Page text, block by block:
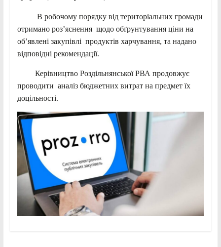
В робочому порядку від територіальних громади
отримано роз’яснення щодо обґрунтування ціни на
об’явлені закупівлі продуктів харчування, та надано
відповідні рекомендації.
Керівництво Роздільнянської РВА продовжує
проводити аналіз бюджетних витрат на предмет їх
доцільності.